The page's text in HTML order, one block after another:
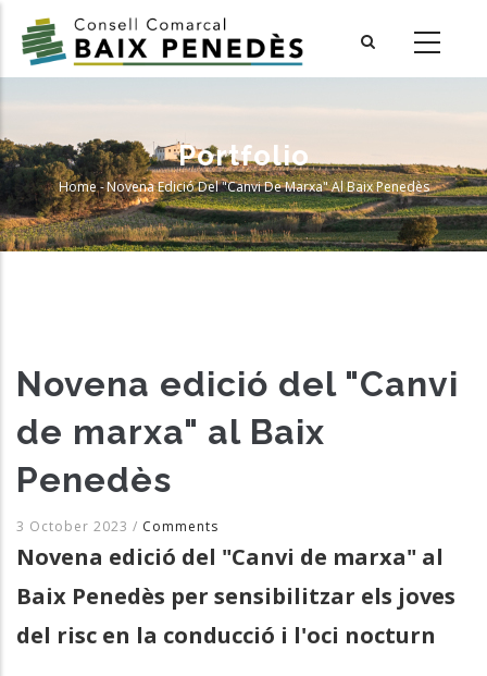
main
Portfolio
Breadcrumb
Home-Novena Edició Del "Canvi De Marxa" Al Baix Penedès
Novena edició del "Canvi
de marxa" al Baix
Penedès
3 October 2023 / Comments
Novena edició del "Canvi de marxa" al
Baix Penedès per sensibilitzar els joves
del risc en la conducció i l'oci nocturn